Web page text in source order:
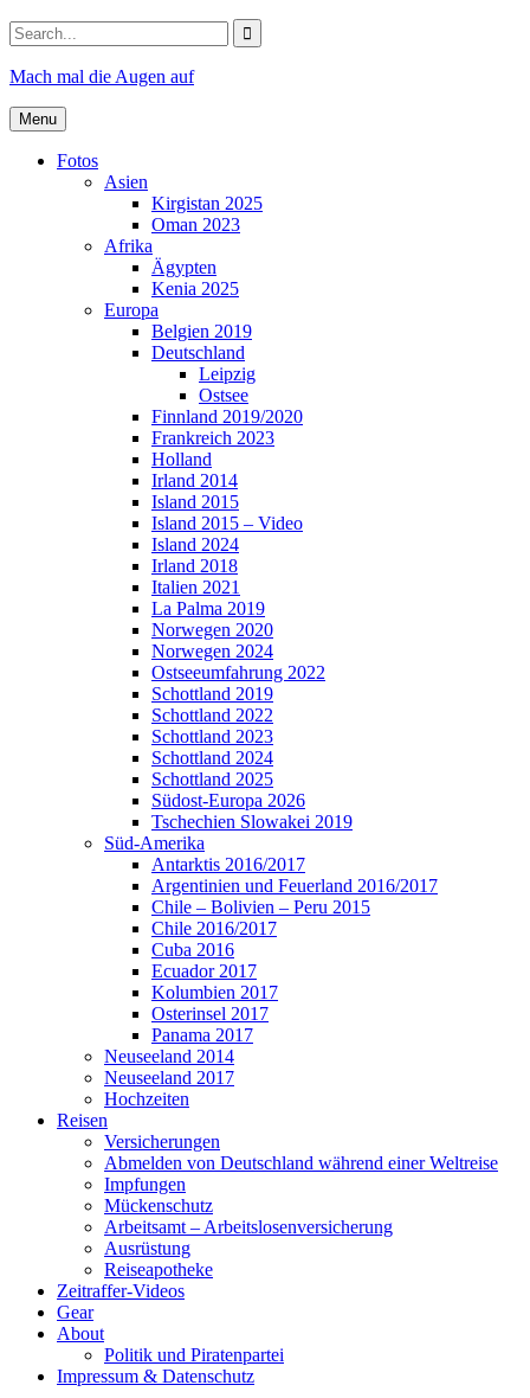
Search
for:
Mach mal die Augen auf
Menu
Fotos
Asien
Kirgistan 2025
Oman 2023
Afrika
Ägypten
Kenia 2025
Europa
Belgien 2019
Deutschland
Leipzig
Ostsee
Finnland 2019/2020
Frankreich 2023
Holland
Irland 2014
Island 2015
Island 2015 – Video
Island 2024
Irland 2018
Italien 2021
La Palma 2019
Norwegen 2020
Norwegen 2024
Ostseeumfahrung 2022
Schottland 2019
Schottland 2022
Schottland 2023
Schottland 2024
Schottland 2025
Südost-Europa 2026
Tschechien Slowakei 2019
Süd-Amerika
Antarktis 2016/2017
Argentinien und Feuerland 2016/2017
Chile – Bolivien – Peru 2015
Chile 2016/2017
Cuba 2016
Ecuador 2017
Kolumbien 2017
Osterinsel 2017
Panama 2017
Neuseeland 2014
Neuseeland 2017
Hochzeiten
Reisen
Versicherungen
Abmelden von Deutschland während einer Weltreise
Impfungen
Mückenschutz
Arbeitsamt – Arbeitslosenversicherung
Ausrüstung
Reiseapotheke
Zeitraffer-Videos
Gear
About
Politik und Piratenpartei
Impressum & Datenschutz